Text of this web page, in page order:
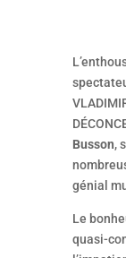
Busson,
génial
Le
quasi-